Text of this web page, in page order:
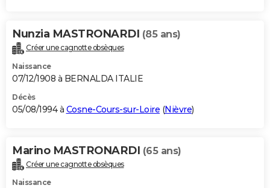
Nunzia MASTRONARDI (85 ans)
Créer une cagnotte obsèques
Naissance
07/12/1908 à BERNALDA ITALIE
Décès
05/08/1994 à Cosne-Cours-sur-Loire (Nièvre)
Marino MASTRONARDI (65 ans)
Créer une cagnotte obsèques
Naissance